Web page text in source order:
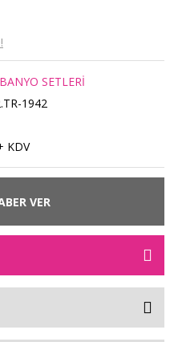
BANYO SETLERİ
1942
KDV
VER